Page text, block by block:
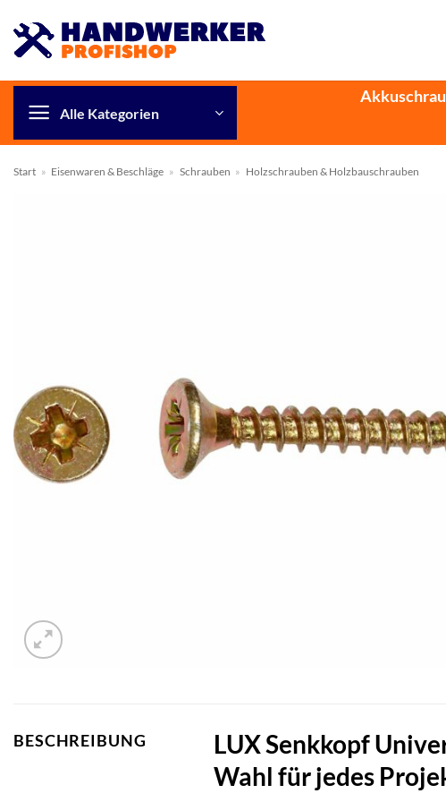
Inhalt
springen
Alle Kategorien
Start » Eisenwaren & Beschläge » Schrauben » Holzschrauben & Holzbauschrauben
BESCHREIBUNG
LUX Senkkopf
Wahl für jedes